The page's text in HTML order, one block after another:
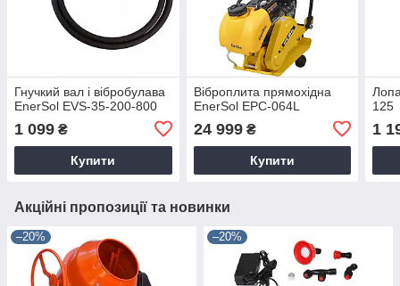
Гнучкий вал і вібробулава
EnerSol EVS-35-200-800
1 099 ₴
Купити
Віброплита прямохідна
EnerSol EPC-064L
24 999₴
Купити
125
1
Акційні пропозиції та новинки
–20% –20%